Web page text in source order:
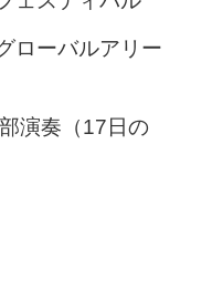
バルアリー
演奏（17日の